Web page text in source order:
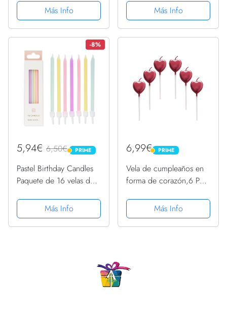
tarjeta de felicitación,
billet de cumpleaños,
feliz cumpleaños,
hombre, mujer, niño,
vela de...
Más Info
para tartas Bonita,
brillante, Para niños,
adultos, 7 °, 70 °
Más Info
-8%
5,94€ 6,50€ PRIME
PRIME
Pastel Birthday Candles
Paquete de 16 velas de
pastel arcoíris con
soportes | Alto Delgado
10cm | Decoraciones de
Más Info
6,99€ PRIME
PRIME
Vela de cumpleaños en
forma de corazón,6 Pcs
Decorar Pastel de Fiesta
di Cumpleaños y
Bodas,Velas Decorativas
Más Info